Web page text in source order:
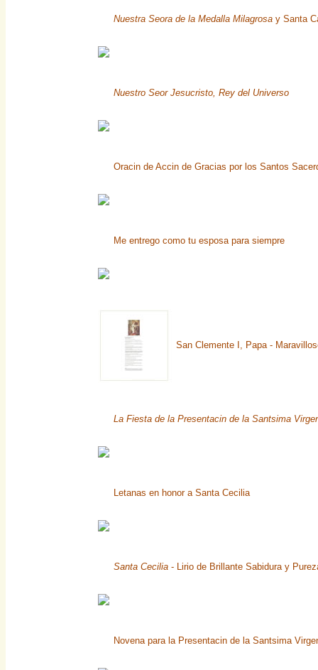
Nuestra Seora de la Medalla Milagrosa y Santa
Nuestro Seor Jesucristo, Rey del Universo
Oracin de Accin de Gracias por los Santos
Me entrego como tu esposa para siempre
San Clemente I, Papa -
La Fiesta de la Presentacin de la Santsima
Letanas en honor a Santa Cecilia
Santa Cecilia - Lirio de Brillante Sabidura y
Novena para la Presentacin de la Santsima